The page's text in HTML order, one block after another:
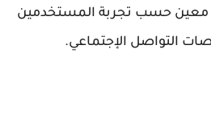
معين حسب تجربة المستخدمين
التواصل الإجتماعي.